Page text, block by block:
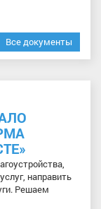
Все документы
направить
Решаем